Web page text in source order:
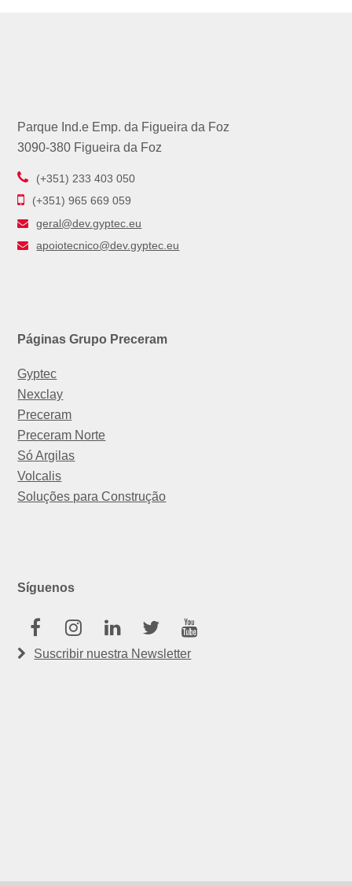
Parque Ind.e Emp. da Figueira da Foz
3090-380 Figueira da Foz
(+351) 233 403 050
(+351) 965 669 059
geral@dev.gyptec.eu
apoiotecnico@dev.gyptec.eu
Páginas Grupo Preceram
Gyptec
Nexclay
Preceram
Preceram Norte
Só Argilas
Volcalis
Soluções para Construção
Síguenos
FacebookInstagram
LinkedinTwitter
Suscribir nuestra Newsletter